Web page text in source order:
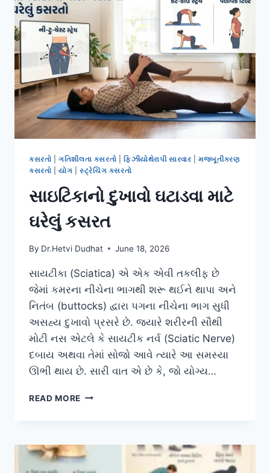
સાચું
વર્ણન
કેવી
રીતે
કરવું?
કસરતો |ગતિશીલતા કસરતો ફિઝીયોથેરાપી સારવાર |મજબૂતીકરણ
કસરતો |યોગ |સ્ટ્રેચિંગ કસરતો
સાઇટિકાનો દુખાવો ઘટાડવા માટે
ઘરેલું કસરત
By Dr.Hetvi Dudhat June 18, 2026
સાયટીકા (Sciatica) એ એક એવી તકલીફ છે
જેમાં કમરના નીચેના ભાગથી શરૂ થઈને થાપા અને
નિતંબ (buttocks) દ્વારા પગના નીચેના ભાગ સુધી
અસહ્ય દુખાવો પ્રસરે છે. જ્યારે શરીરની સૌથી
મોટી નસ એટલે કે સાયટીક નર્વ (Sciatic Nerve)
દબાય અથવા તેમાં સોજો આવે ત્યારે આ સમસ્યા
ઊભી થાય છે. સારી વાત એ છે કે, જો યોગ્ય…
READ MORE સાઇટિકાનો
ઘરેલું
કસરત